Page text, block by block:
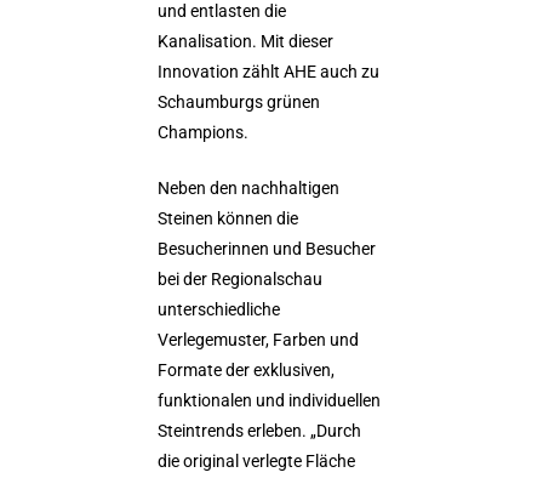
und entlasten die
Kanalisation. Mit dieser
Innovation zählt AHE auch zu
Schaumburgs grünen
Champions.
Neben den nachhaltigen
Steinen können die
Besucherinnen und Besucher
bei der Regionalschau
unterschiedliche
Verlegemuster, Farben und
Formate der exklusiven,
funktionalen und individuellen
Steintrends erleben. „Durch
die original verlegte Fläche